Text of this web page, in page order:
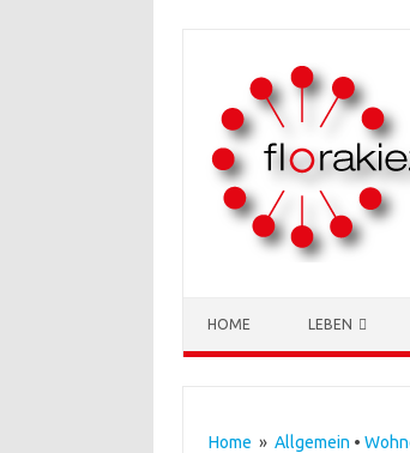
HOME LEBEN
Home » Allgemein •